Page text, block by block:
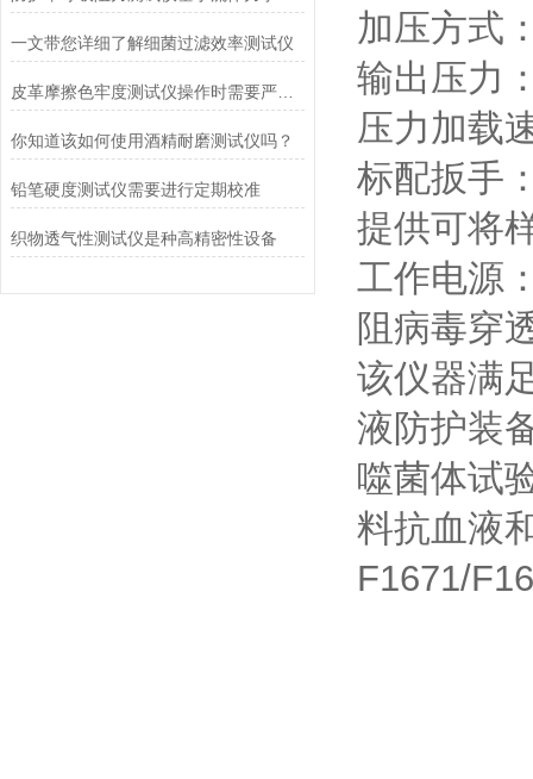
一文带您详细了解细菌过滤效率测试仪
皮革摩擦色牢度测试仪操作时需要严格遵循规程
你知道该如何使用酒精耐磨测试仪吗？
铅笔硬度测试仪需要进行定期校准
织物透气性测试仪是种高精密性设备
加压方式
输出压力
压力加载
标配扳手
提供可将
工作电源
阻病毒穿
该仪器满
液防护装
噬菌体试
料抗血液
F1671/